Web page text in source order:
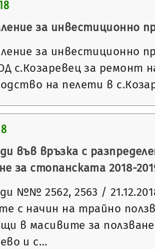
за инвестиционно
за инвестиционно
с.Козаревец за ремонт
на пелети в
във връзка с
за стопанската 2018-
№№ 2562, 2563 /
с начин на трайно
в масивите за
и с…